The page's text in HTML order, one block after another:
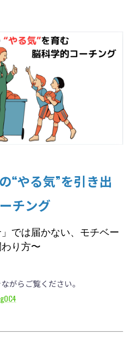
“やる気”を引き出
チング
では届かない、モチベー
り方〜
がらご覧ください。